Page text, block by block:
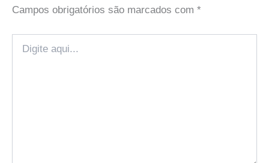
Campos obrigatórios são marcados com *
aqui...